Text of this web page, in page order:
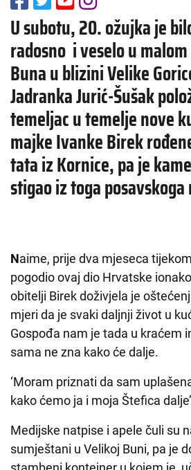
U subotu, 20. ožujka je
radosno i veselo u
Buna u blizini Velike
Jadranka Jurić-Šušak
temeljac u temelje nove
majke Ivanke Birek
tata iz Kornice, pa je
stigao iz toga
Naime, prije dva mjeseca
pogodio ovaj dio Hrvatske
obitelji Birek doživjela je
mjeri da je svaki daljnji život u
Gospođa nam je tada u kraćem
sama ne zna kako će dalje.
‘Moram priznati da sam
kako ćemo ja i moja Štefica
Medijske natpise i apele čuli su
sumještani u Velikoj Buni, pa je